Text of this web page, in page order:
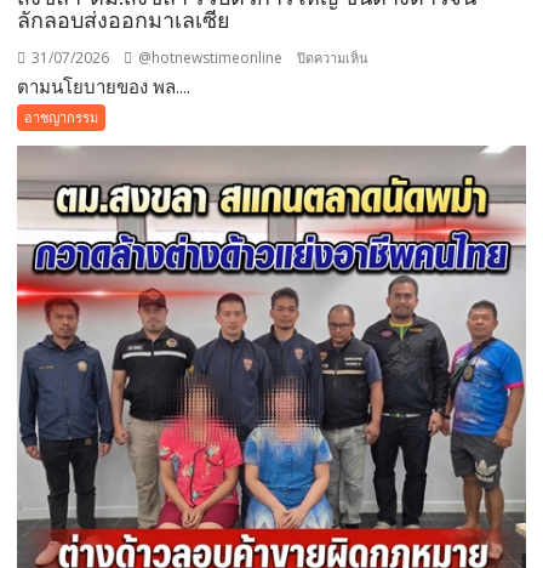
ลักลอบส่งออกมาเลเซีย
31/07/2026 @hotnewstimeonline ปิดความเห็น
ใหญ่
ขน
ต่างด้าว
จีน
ลักลอบ
ส่ง
ออก
มาเลเซีย
ตามนโยบายของ พล....
อาชญากรรม